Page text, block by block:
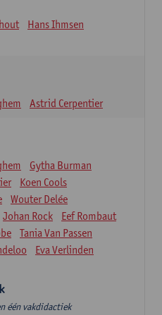
Hans Ihmsen
Astrid Cerpentier
Gytha Burman
Koen Cools
Wouter Delée
Johan Rock
Eef Rombaut
Tania Van Passen
Eva Verlinden
één vakdidactiek